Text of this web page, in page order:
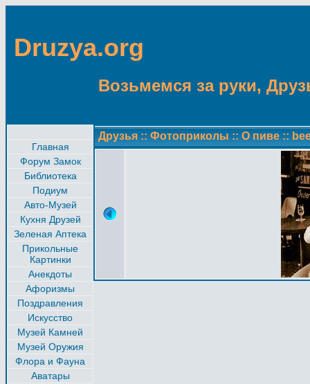
Druzya.org
Возьмемся за руки,
Главная
Форум Замок
Библиотека
Подиум
Авто-Музей
Кухня Друзей
Зеленая Аптека
Прикольные
Картинки
Анекдоты
Афоризмы
Поздравления
Искусство
Музей Камней
Музей Оружия
Флора и Фауна
Аватары
Друзья :: Фотоприколы :: О пиве ::